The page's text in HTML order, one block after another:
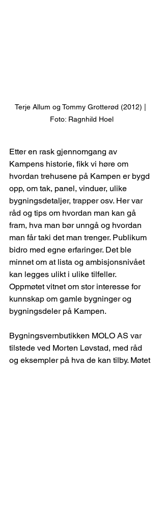
Terje Allum og Tommy Grotterød (2012) |
Foto: Ragnhild Hoel
Etter en rask gjennomgang av
Kampens historie, fikk vi høre om
hvordan trehusene på Kampen er bygd
opp, om tak, panel, vinduer, ulike
bygningsdetaljer, trapper osv. Her var
råd og tips om hvordan man kan gå
fram, hva man bør unngå og hvordan
man får taki det man trenger. Publikum
bidro med egne erfaringer. Det ble
minnet om at lista og ambisjonsnivået
kan legges ulikt i ulike tilfeller.
Oppmøtet vitnet om stor interesse for
kunnskap om gamle bygninger og
bygningsdeler på Kampen.
Bygningsvernbutikken MOLO AS var
tilstede ved Morten Løvstad, med råd
og eksempler på hva de kan tilby. Møtet